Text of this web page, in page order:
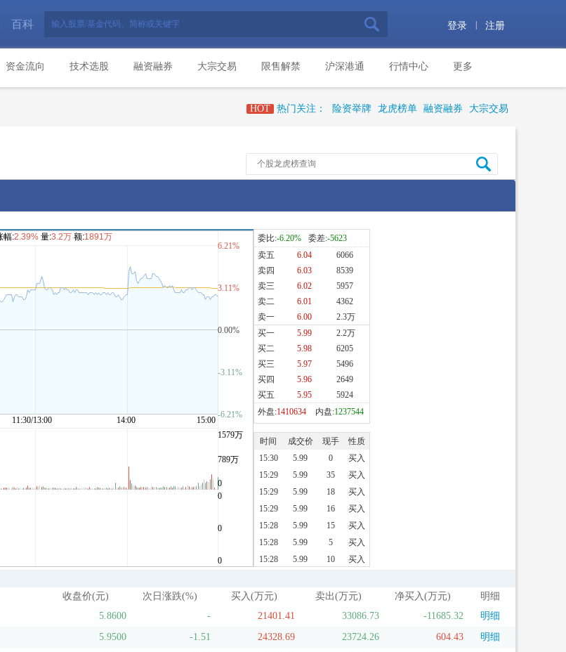
百科 登录 注册
资金流向 技术选股 融资融券 大宗交易 限售解禁 沪深港通 行情中心 更多
HOT 热门关注： 险资举牌 龙虎榜单 融资融券 大宗交易
收盘价(元) 次日涨跌(%) 买入(万元) 卖出(万元) 净买入(万元)
明细
5.8600 - 21401.41 33086.73 -11685.32
明细
5.9500 -1.51 24328.69 23724.26 604.43
明细